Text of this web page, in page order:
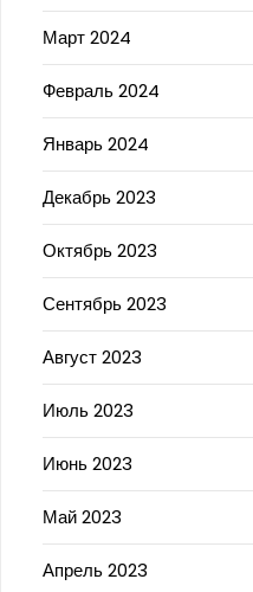
Март 2024
Февраль 2024
Январь 2024
Декабрь 2023
Октябрь 2023
Сентябрь 2023
Август 2023
Июль 2023
Июнь 2023
Май 2023
Апрель 2023